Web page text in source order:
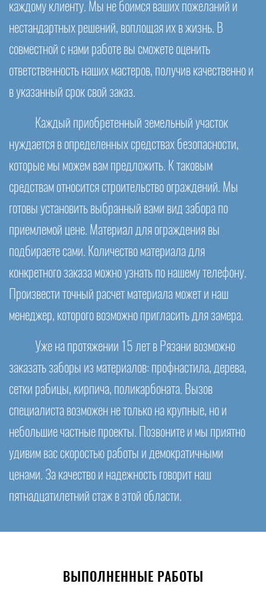
каждому клиенту. Мы не боимся ваших пожеланий и
нестандартных решений, воплощая их в жизнь. В
совместной с нами работе вы сможете оценить
ответственность наших мастеров, получив качественно и
в указанный срок свой заказ.
Каждый приобретенный земельный участок
нуждается в определенных средствах безопасности,
которые мы можем вам предложить. К таковым
средствам относится строительство ограждений. Мы
готовы установить выбранный вами вид забора по
приемлемой цене. Материал для ограждения вы
подбираете сами. Количество материала для
конкретного заказа можно узнать по нашему телефону.
Произвести точный расчет материала может и наш
менеджер, которого возможно пригласить для замера.
Уже на протяжении 15 лет в Рязани возможно
заказать заборы из материалов: профнастила, дерева,
сетки рабицы, кирпича, поликарбоната. Вызов
специалиста возможен не только на крупные, но и
небольшие частные проекты. Позвоните и мы приятно
удивим вас скоростью работы и демократичными
ценами. За качество и надежность говорит наш
пятнадцатилетний стаж в этой области.
ВЫПОЛНЕННЫЕ РАБОТЫ